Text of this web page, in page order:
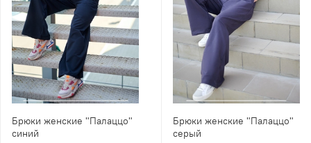
Брюки женские "Палаццо"
синий
Брюки женские "Палаццо"
серый